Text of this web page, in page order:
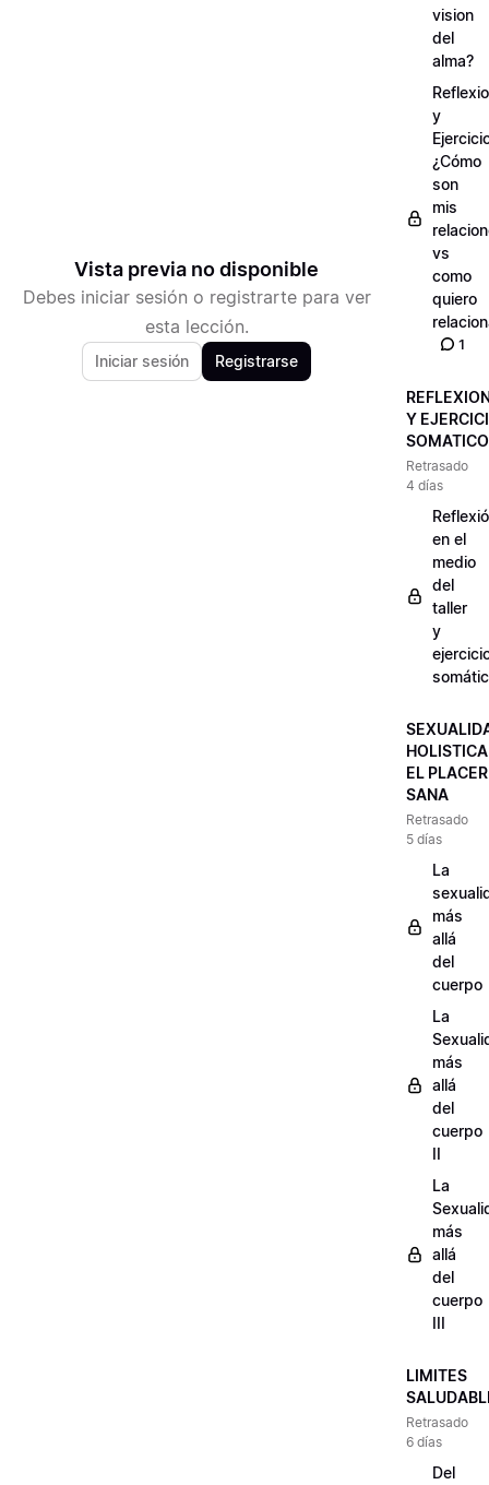
Vista previa no disponible
Debes iniciar sesión o registrarte para ver
esta lección.
Iniciar sesión Registrarse
vision
del
alma?
y
¿Cómo
son
mis
vs
como
quiero
1
Y
SOMATICO
Retrasado
4 días
en el
medio
del
taller
y
EL PLACER
SANA
Retrasado
5 días
La
más
allá
del
cuerpo
La
más
allá
del
cuerpo
II
La
más
allá
del
cuerpo
III
LIMITES
Retrasado
6 días
Del